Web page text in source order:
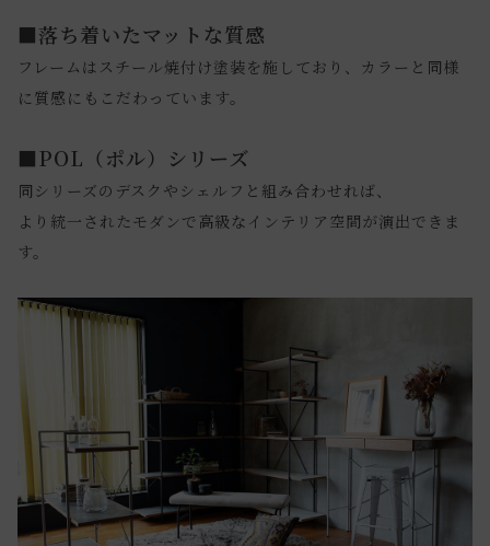
■落ち着いたマットな質感
フレームはスチール焼付け塗装を施しており、カラーと同様
に質感にもこだわっています。
■POL（ポル）シリーズ
同シリーズのデスクやシェルフと組み合わせれば、
より統一されたモダンで高級なインテリア空間が演出できま
す。